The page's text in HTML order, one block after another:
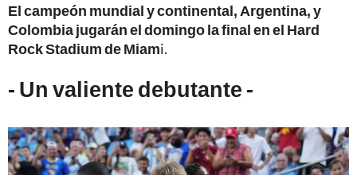
El campeón mundial y continental, Argentina, y
Colombia jugarán el domingo la final en el Hard
Rock Stadium de Miami.
- Un valiente debutante -